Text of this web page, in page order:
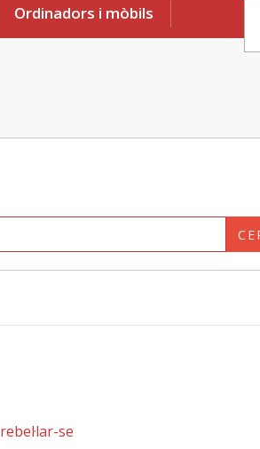
Ordinadors i mòbils
rebel·lar-se